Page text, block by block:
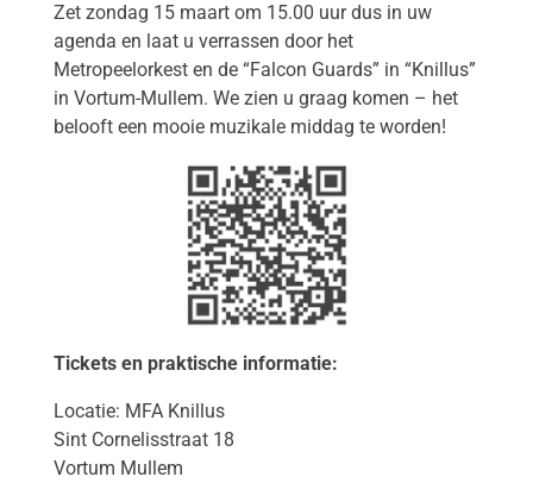
Zet zondag 15 maart om 15.00 uur dus in uw
agenda en laat u verrassen door het
Metropeelorkest en de “Falcon Guards” in “Knillus”
in Vortum-Mullem. We zien u graag komen – het
belooft een mooie muzikale middag te worden!
Tickets en praktische informatie:
Locatie: MFA Knillus
Sint Cornelisstraat 18
Vortum Mullem